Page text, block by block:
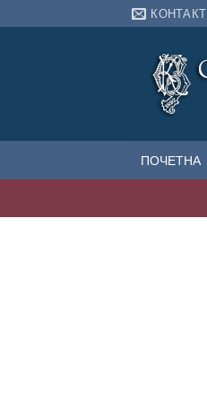
на
КОНТАКТ
ПОЧЕТНА